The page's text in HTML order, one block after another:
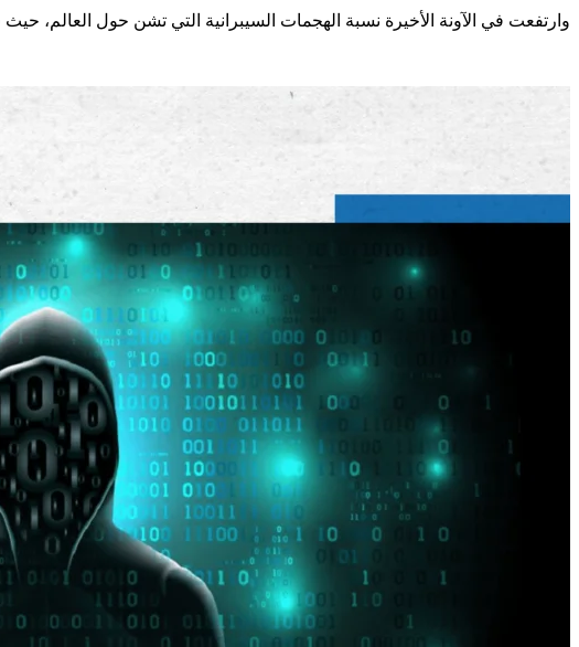
وارتفعت في الآونة الأخيرة نسبة الهجمات السيبرانية التي تشن حول العالم، حيث قدرت اضرار الهجمات